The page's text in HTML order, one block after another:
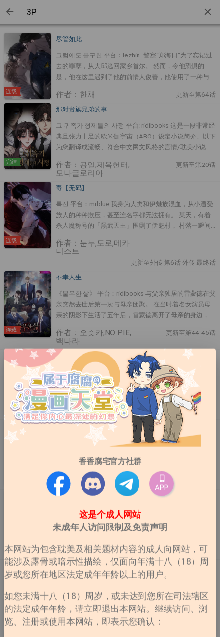
连载
尽管如此
그럼에도 불구한 平台：lezhin. 警察“郑海日”为了忘记过
去的罪孽，从大邱逃回家乡首尔。 然而，令他恐惧的
是，他在这里遇到了他的前情人俊善，他使用了一种与他
叫“韩杰”的可疑助手出现在他面前……
作者：한채 更新至第64话
完结
那对贵族兄弟的事
그 귀족가 형제들의 사정 平台: ridibooks 这是一段非常经
典且张力十足的欧米伽宇宙（ABO）设定小说简介。以下
为您翻译成流畅、符合中文网文风格的言情/耽美小说文
Alpha 的名门望族。 大长官罗根，虽然温柔体贴，却总
恩，则是每次见面都非要与他争锋相对、互相撕咬。 而
伊洛德，是这个家族中唯一一个 Beta。 在家人们强大的
气场夹缝中，伊洛德从小就深刻体会到那股格格不入的异
质感，因此他也比任何人都更渴望得到家人的爱。 然
从很久以前就一直注视着他。 而且那种眼神，绝对不只
是单纯的兄弟之情。 「伊洛德，医生不是说了……你也有
可能怀孕吗？」 「我那傻弟弟。我们之间，可从来就不
是什么平凡的兄弟。」 当哥哥与弟弟终于不再隐藏，彻
深信的「家族」表象，瞬间崩塌殆尽。 渴望被爱的
Beta，与企图将他据为己有的 Alpha 们。 隐藏在洛克弗
斯家族背后那扭曲的真相，即将揭晓。
作者：공일,제육헌터,
모나글로리아
更新至第20话
连载
毒【无码】
톡신 平台：mrblue 我身为人类和伊魅族混血，从小遭受
族人的种种欺压，甚至连名字都无法拥有。 某天，有着
杀人魔称号的「黑武天王」围剿了伊魅村， 村落一瞬间
毒」向黑武天王报仇，我伪装成画员潜入倍达国， 但要
留在极其鄙视伊魅族的黑武天王身边并不容易，这是场赌
反应…
作者：눈누,도로,메카
니스트
更新至外传 第6话 外传 最终话
连载
不幸人生
《불우한 삶》 平台：ridibooks 与父亲独居的雷蒙德在父
亲突然去世后第一次与母亲团聚。 在当时着名女演员母
亲的阴影下生活了五年后，雷蒙德离开了母亲的身边，进
古老的城堡，但学校却像一座监狱，所有的学生都和雷蒙
德处境相似。 休、乔治、西蒙和杰罗姆出现在雷蒙德面
前，雷蒙德回忆起自己作为宠物度过的五年，心中充满了
复仇。而且…… 没过多久，雷蒙德就发现自己被扔进去的
地方是一个巨大的笼子，里面装满了戴着虚伪面具的野
兽。
作者：오슷카,NO PIE,
백나라
更新至第44-45话
连载
Dearest【无码】
디어리스트 平台：bomtoon 律师朱泰悟因为前恋人带着
证据资料潜逃， 再加上一直以来想要买的「格林庄园」
建案价格突然提高，他感到十分头痛。 正当此时，知名
演员迪纶的经纪人却突然向朱泰悟提出了一个提议， 只
要答应这项提议，就可以帮助朱泰悟获得「格林庄园」。
明明知道这是个居心不良的提议，朱泰悟还是决定要答
应，他可以顺利获得想要的「格林庄园」吗？
作者：청운 更新至第54话
Kiss the trauma【无码】
키스 더 트라우마 朱浩（受） 在严厉的父亲阴影下长大，
父亲对他施以暴力，对母亲则冷眼。性格逐渐压抑，直到
遇见洙赫，才第一次感受到温暖。 贤宇（攻/病态弟弟）
对朱浩有着异常的执念，用各种方式折磨他。表面乖巧，
实则扭曲，随着时间推移，执念愈发深重。成年后，仍以
脆弱时出现，给予他从未体验过的温柔与依靠。朱浩第一
次对母亲以外的人产生依赖，甚至萌生爱意。然而，这份
作者：874 更新至外传 第2话
连载
恋爱治愈剂【无码】
러브레미디 平台：bomtoon 尹灿率是全体成员都是
Alpha组成的男子偶像团体「4A」的成员，从小就一直梦
想成为偶像的他，不惜隐瞒自己Omega的身份，靠费洛
蒙抑制剂撑着。 但某天幸福享受着舞台的灿率却突然晕
倒了，原因是身体产生了抗药性，药物对他来说再也没有
任何用处⋯只有Alpha的帮助才是唯一的解。 身边都是
Alpha的灿率真的能继续平安无事地当偶像吗？他与
作者：찜 更新至第61话
连载
爱在月夜降临时
作者：소운향
香香腐宅官方社群
APP
这是个成人网站
未成年人访问限制及免责声明
本网站为包含耽美及相关题材内容的成人向网站，可
能涉及露骨或暗示性描绘，仅面向年满十八（18）周
岁或您所在地区法定成年年龄以上的用户。
如您未满十八（18）周岁，或未达到您所在司法辖区
的法定成年年龄，请立即退出本网站。继续访问、浏
览、注册或使用本网站，即表示您确认：